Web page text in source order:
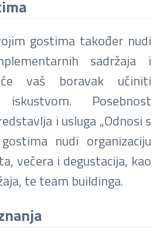
gostima također nudi
sadržaja i
vaš boravak učiniti
iskustvom. Posebnost
i usluga „Odnosi s
nudi organizaciju
večera i degustacija, kao
te team buildinga.